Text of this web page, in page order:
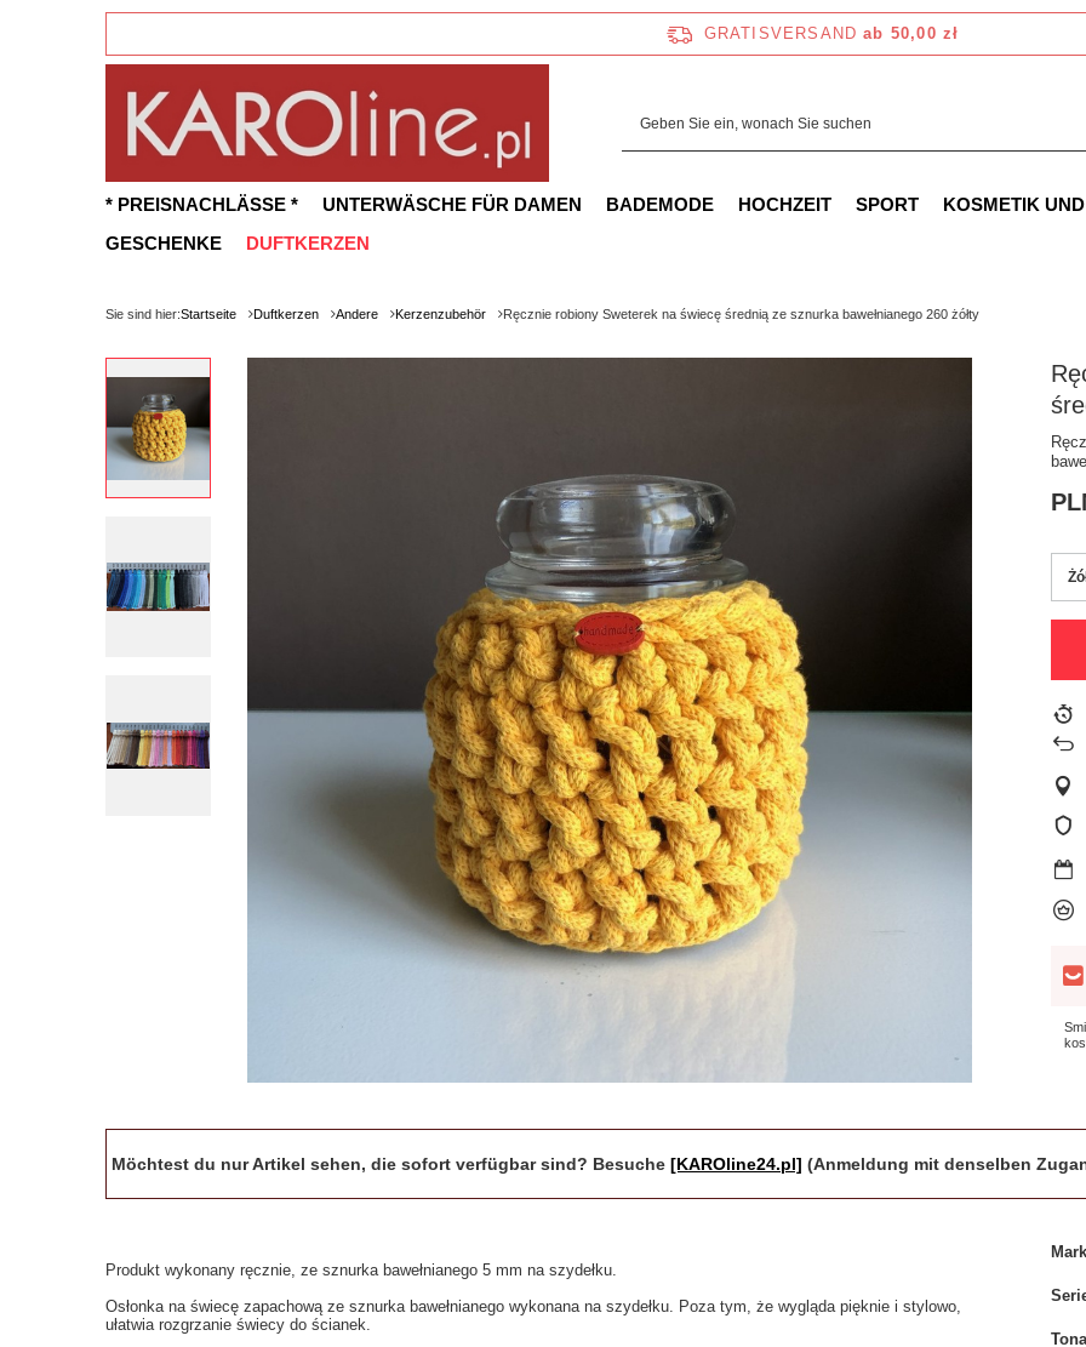
GRATISVERSAND ab 50,00 zł
* PREISNACHLÄSSE * UNTERWÄSCHE FÜR DAMEN BADEMODE HOCHZEIT SPORT KOSMETIK
GESCHENKE
DUFTKERZEN
Sie sind hier:Startseite Duftkerzen Andere Kerzenzubehör Ręcznie robiony Sweterek na świecę średnią ze sznurka bawełnianego 260 żółty
Möchtest du nur Artikel sehen, die sofort verfügbar sind? Besuche [KAROline24.pl] (Anmeldung mit denselben
Produkt wykonany ręcznie, ze sznurka bawełnianego 5 mm na szydełku.
Osłonka na świecę zapachową ze sznurka bawełnianego wykonana na szydełku. Poza tym, że wygląda pięknie i stylowo,
ułatwia rozgrzanie świecy do ścianek.